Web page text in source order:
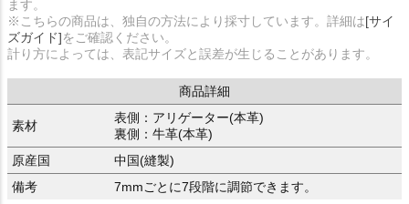
ます。
※こちらの商品は、独自の方法により採寸しています。詳細は[サイ
ズガイド]をご確認ください。
計り方によっては、表記サイズと誤差が生じることがあります。
商品詳細
素材
表側：アリゲーター(本革)
裏側：牛革(本革)
原産国
中国(縫製)
備考
7mmごとに7段階に調節できます。